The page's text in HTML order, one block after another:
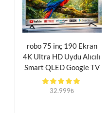
robo 75 inç 190 Ekran
4K Ultra HD Uydu Alıcılı
Smart QLED Google TV
Televizyon
32.999₺